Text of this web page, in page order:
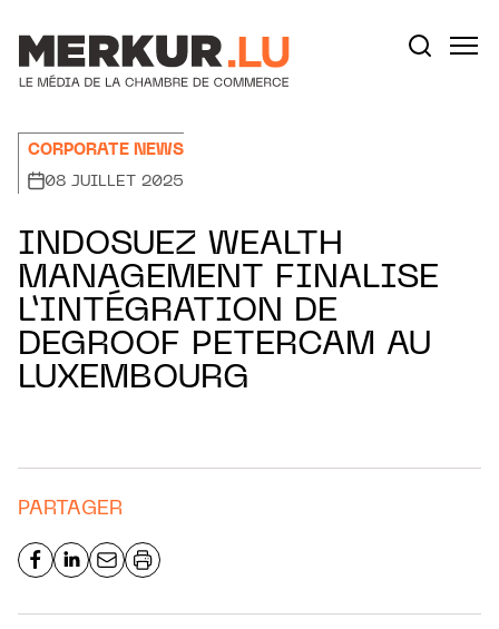
CORPORATE NEWS
08 JUILLET 2025
INDOSUEZ WEALTH
MANAGEMENT FINALISE
L’INTÉGRATION DE
DEGROOF PETERCAM AU
LUXEMBOURG
PARTAGER